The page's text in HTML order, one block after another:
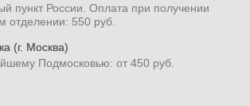
пункт России. Оплата при получении
отделении: 550 руб.
(г. Москва)
Подмосковью: от 450 руб.